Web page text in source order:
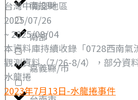
南投縣
南部
嘉義縣/市
台灣中南部地區
2025/07/26
~ 2025/08/04
本資料庫持續收錄「0728西南氣
觀測資料（7/26-8/4），部分資
水龍捲
2023年7月13日-水龍捲事件